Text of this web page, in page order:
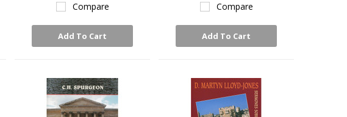
Compare
Add To Cart
Compare
Add To Cart